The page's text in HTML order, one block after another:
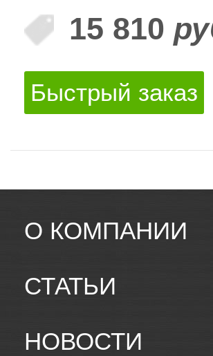
15 810
Быстрый заказ
О КОМПАНИИ
СТАТЬИ
НОВОСТИ